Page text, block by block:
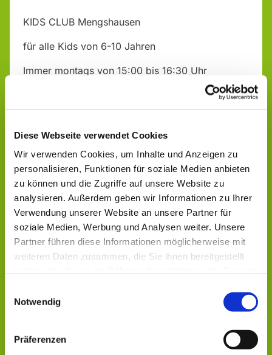
Diese Webseite verwendet Cookies
Wir verwenden Cookies, um Inhalte und Anzeigen zu
personalisieren, Funktionen für soziale Medien anbieten
zu können und die Zugriffe auf unsere Website zu
analysieren. Außerdem geben wir Informationen zu Ihrer
Verwendung unserer Website an unsere Partner für
soziale Medien, Werbung und Analysen weiter. Unsere
Partner führen diese Informationen möglicherweise mit
weiteren Daten zusammen, die Sie ihnen bereitgestellt
Notwendig
Präferenzen
KIDS CLUB Mengshausen
für alle Kids von 6-10 Jahren
Immer montags von 15:00 bis 16:30 Uhr
Infos & Anmeldung bei:
Tel.: 0151 14170618
Dies könnte Sie auch